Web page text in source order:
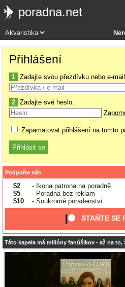
poradna.net
Přihlášení
1 Zadajte svou přezdívku nebo e-
2 Zadajte své heslo:
Zapamatovat přihlášení na tomto
Podpořte nás
$2
- Ikona patrona na poradně
$5
- Poradna bez reklam
$10
- Soukromé poradenství
STAŇTE SE
Táto kapela má milióny fanúšikov - až na to,